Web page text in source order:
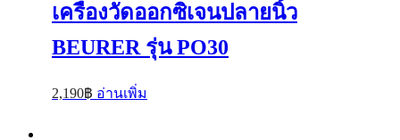
เครื่องวัดออกซิเจนปลายนิ้ว
BEURER รุ่น PO30
2,190฿ อ่านเพิ่ม